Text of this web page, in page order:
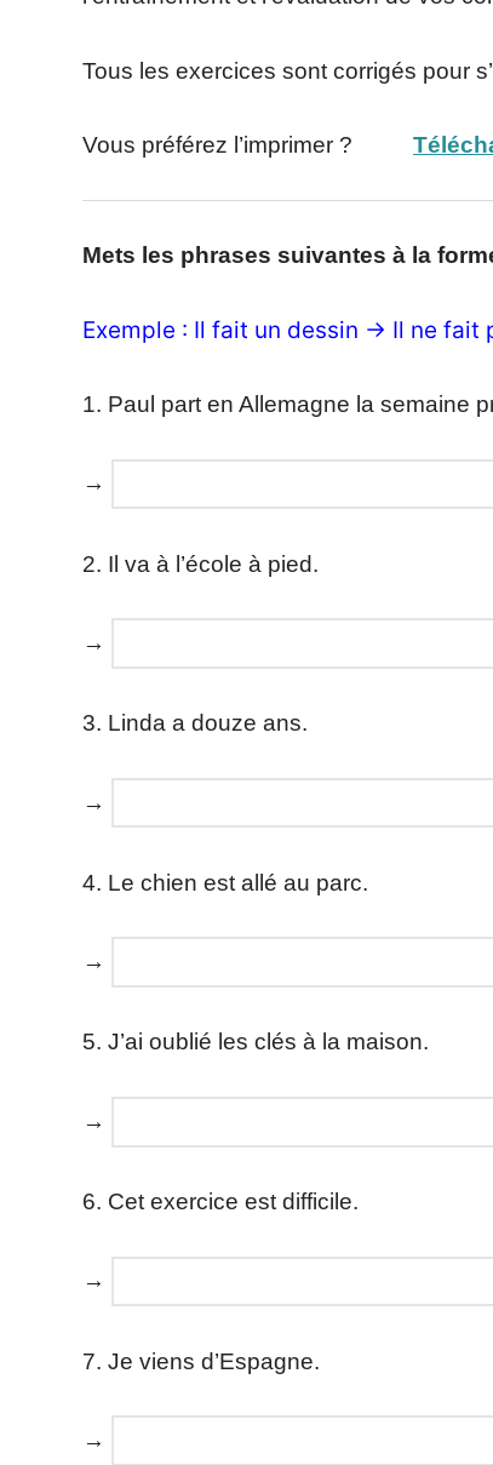
Tous les exercices sont corrigés pour
Vous préférez l’imprimer ?
Mets les phrases suivantes à la
Exemple : Il fait un dessin → Il ne fait
1. Paul part en Allemagne la semaine
→
2. Il va à l’école à pied.
→
3. Linda a douze ans.
→
4. Le chien est allé au parc.
→
5. J’ai oublié les clés à la maison.
→
6. Cet exercice est difficile.
→
7. Je viens d’Espagne.
→